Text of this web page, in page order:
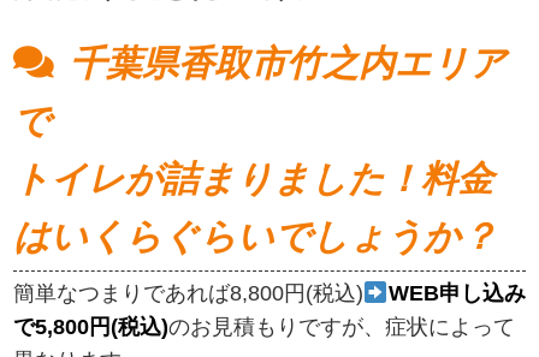
千葉県香取市竹之内エリア
で
トイレが詰まりました！料金
はいくらぐらいでしょうか？
簡単なつまりであれば8,800円(税込)
WEB申し込み
で5,800円(税込)のお見積もりですが、症状によって